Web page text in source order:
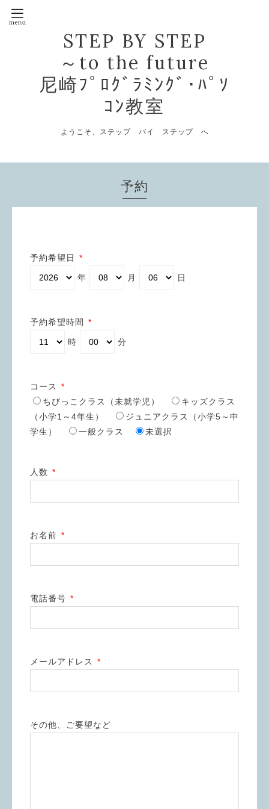
STEP BY STEP
～to the future
尼崎ﾌﾟﾛｸﾞﾗﾐﾝｸﾞ･ﾊﾟｿ
ｺﾝ教室
ようこそ、ステップ バイ ステップ へ
予約
予約希望日 *
年 月 日
予約希望時間 *
時 分
コース
*
ちびっこクラス（未就学児）
キッズクラス
（小学1～4年生）
ジュニアクラス（小学5～中
学生）
一般クラス 未選択
人数 *
お名前 *
電話番号 *
メールアドレス *
その他、ご要望など